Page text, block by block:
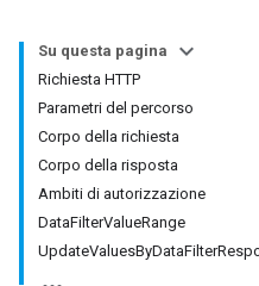
Su questa pagina
Richiesta HTTP
Parametri del percorso
Corpo della richiesta
Corpo della risposta
Ambiti di autorizzazione
DataFilterValueRange